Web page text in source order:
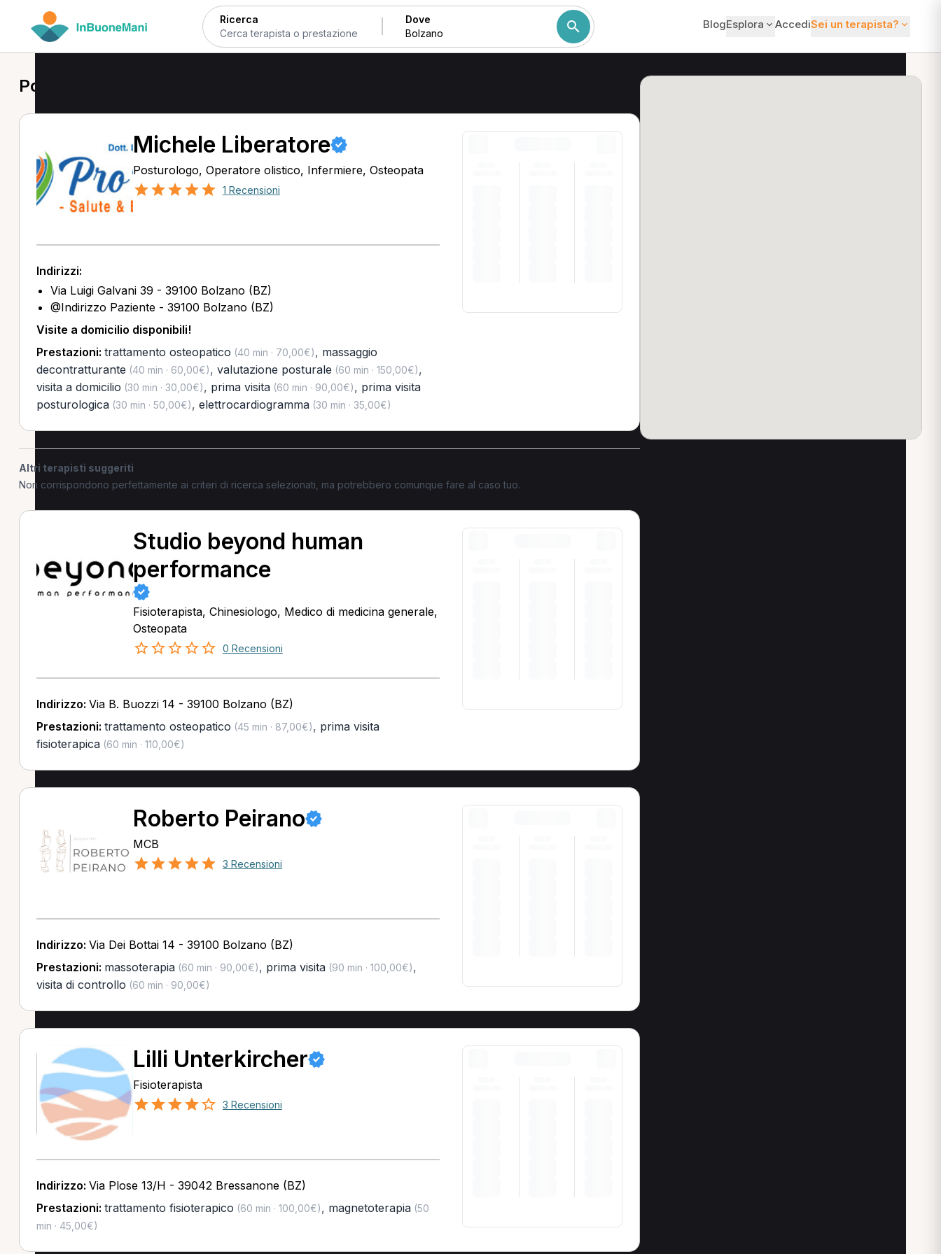
Ricerca Dove BlogEsplora AccediSei un terapista?
Posturologo a Bolzano
Michele Liberatore
Posturologo, Operatore olistico, Infermiere, Osteopata
1 Recensioni
Indirizzi:
Via Luigi Galvani 39 - 39100 Bolzano (BZ)
@Indirizzo Paziente - 39100 Bolzano (BZ)
Visite a domicilio disponibili!
Prestazioni: trattamento osteopatico (40 min · 70,00€), massaggio
decontratturante (40 min · 60,00€), valutazione posturale (60 min · 150,00€),
visita a domicilio (30 min · 30,00€), prima visita(60 min · 90,00€), prima visita
posturologica(30 min · 50,00€), elettrocardiogramma(30 min · 35,00€)
Altri terapisti suggeriti
Non corrispondono perfettamente ai criteri di ricerca selezionati, ma potrebbero comunque fare al caso tuo.
Studio beyond human
performance
Fisioterapista, Chinesiologo, Medico di medicina generale,
Osteopata
0 Recensioni
Indirizzo: Via B. Buozzi 14 - 39100 Bolzano (BZ)
Prestazioni: trattamento osteopatico (45 min · 87,00€), prima visita
fisioterapica(60 min · 110,00€)
Roberto Peirano
MCB
3 Recensioni
Indirizzo: Via Dei Bottai 14 - 39100 Bolzano (BZ)
Prestazioni: massoterapia(60 min · 90,00€), prima visita(90 min · 100,00€),
visita di controllo (60 min · 90,00€)
Lilli Unterkircher
Fisioterapista
3 Recensioni
Indirizzo: Via Plose 13/H - 39042 Bressanone (BZ)
Prestazioni: trattamento fisioterapico (60 min · 100,00€), magnetoterapia(50
min · 45,00€)